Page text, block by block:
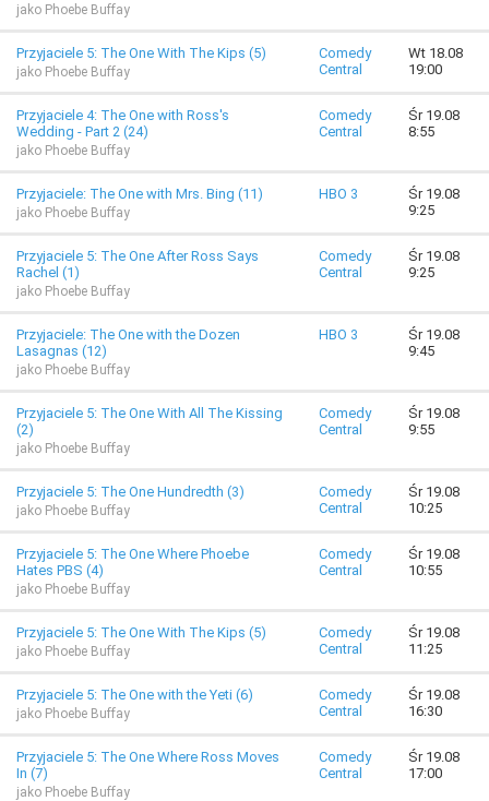
jako Phoebe Buffay
Przyjaciele 5: The One With The Kips (5)
jako Phoebe Buffay
Comedy
Central
Wt 18.08
19:00
Przyjaciele 4: The One with Ross's
Wedding - Part 2 (24)
jako Phoebe Buffay
Comedy
Central
Śr 19.08
8:55
Przyjaciele: The One with Mrs. Bing (11)
jako Phoebe Buffay
HBO 3
Śr 19.08
9:25
Przyjaciele 5: The One After Ross Says
Rachel (1)
jako Phoebe Buffay
Comedy
Central
Śr 19.08
9:25
Przyjaciele: The One with the Dozen
Lasagnas (12)
jako Phoebe Buffay
HBO 3
Śr 19.08
9:45
Przyjaciele 5: The One With All The Kissing
(2)
jako Phoebe Buffay
Comedy
Central
Śr 19.08
9:55
Przyjaciele 5: The One Hundredth (3)
jako Phoebe Buffay
Comedy
Central
Śr 19.08
10:25
Przyjaciele 5: The One Where Phoebe
Hates PBS (4)
jako Phoebe Buffay
Comedy
Central
Śr 19.08
10:55
Przyjaciele 5: The One With The Kips (5)
jako Phoebe Buffay
Comedy
Central
Śr 19.08
11:25
Przyjaciele 5: The One with the Yeti (6)
jako Phoebe Buffay
Comedy
Central
Śr 19.08
16:30
Przyjaciele 5: The One Where Ross Moves
In (7)
jako Phoebe Buffay
Comedy
Central
Śr 19.08
17:00